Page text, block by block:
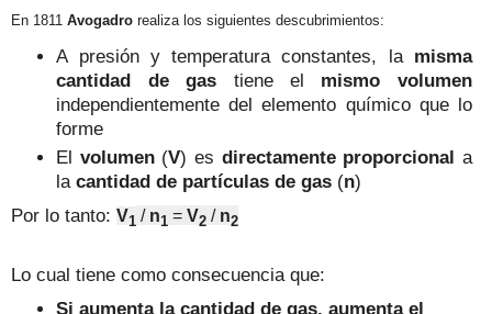
En 1811 Avogadro realiza los siguientes descubrimientos:
A presión y temperatura constantes, la misma
cantidad de gas tiene el mismo volumen
independientementedel elemento químico que lo
forme
El volumen (V) es directamente proporcional a
lacantidad de partículas de gas (n)
Por lo tanto: V1 /n1 = V2 / n2
Lo cual tiene como consecuencia que:
Si aumenta la cantidad de gas, aumenta el